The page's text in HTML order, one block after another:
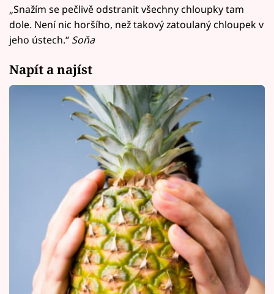
„Snažím se pečlivě odstranit všechny chloupky tam
dole. Není nic horšího, než takový zatoulaný chloupek v
jeho ústech.“ Soňa
Napít a najíst